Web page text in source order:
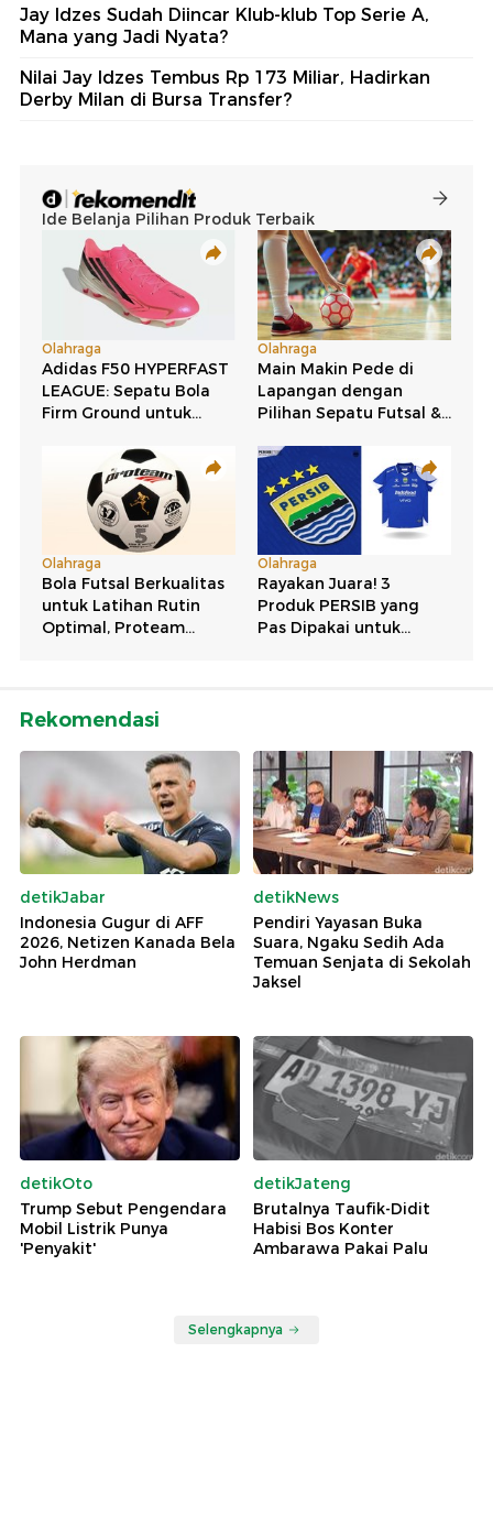
Jay Idzes Sudah Diincar Klub-klub Top Serie A,
Mana yang Jadi Nyata?
Nilai Jay Idzes Tembus Rp 173 Miliar, Hadirkan
Derby Milan di Bursa Transfer?
Rekomendasi
detikJabar
Indonesia Gugur di AFF
2026, Netizen Kanada Bela
John Herdman
detikNews
Pendiri Yayasan Buka
Suara, Ngaku Sedih Ada
Temuan Senjata di Sekolah
Jaksel
detikOto
Trump Sebut Pengendara
Mobil Listrik Punya
'Penyakit'
detikJateng
Brutalnya Taufik-Didit
Habisi Bos Konter
Ambarawa Pakai Palu
Selengkapnya